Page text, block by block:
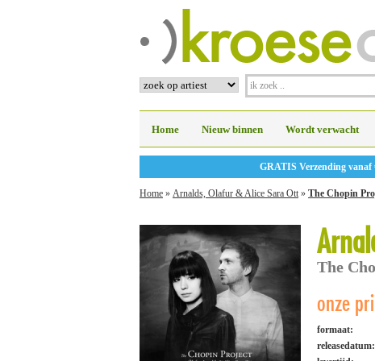
Home Nieuw binnen Wordt verwacht
GRATIS Verzending
Home » Arnalds, Olafur & Alice Sara Ott » The Chopin
The
onze
formaat:
releasedatum: